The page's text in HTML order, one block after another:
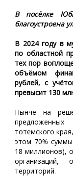
В посёлке
благоустроена
В 2024 году в
по областной
тех пор
объёмом
рублей, с
превысит 130
Нынче на
предложенных
тотемского
этом 70%
18 миллионов),
организаций,
территорий.